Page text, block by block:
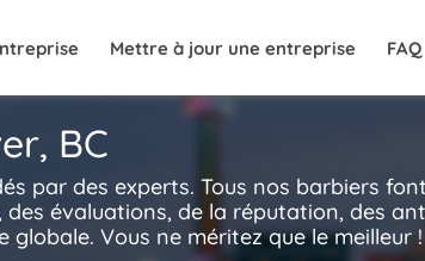
Mettre à jour une entreprise FAQ
BC
par des experts. Tous nos barbiers
évaluations, de la réputation, des
Vous ne méritez que le meilleur !